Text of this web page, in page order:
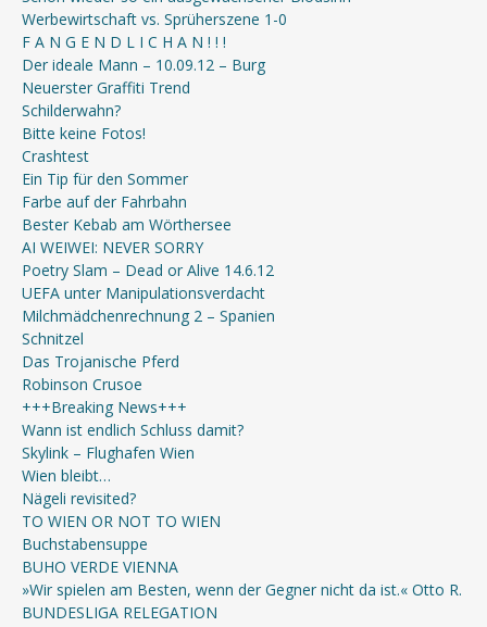
Werbewirtschaft vs. Sprüherszene 1-0
F A N G E N D L I C H A N ! ! !
Der ideale Mann – 10.09.12 – Burg
Neuerster Graffiti Trend
Schilderwahn?
Bitte keine Fotos!
Crashtest
Ein Tip für den Sommer
Farbe auf der Fahrbahn
Bester Kebab am Wörthersee
AI WEIWEI: NEVER SORRY
Poetry Slam – Dead or Alive 14.6.12
UEFA unter Manipulationsverdacht
Milchmädchenrechnung 2 – Spanien
Schnitzel
Das Trojanische Pferd
Robinson Crusoe
+++Breaking News+++
Wann ist endlich Schluss damit?
Skylink – Flughafen Wien
Wien bleibt…
Nägeli revisited?
TO WIEN OR NOT TO WIEN
Buchstabensuppe
BUHO VERDE VIENNA
»Wir spielen am Besten, wenn der Gegner nicht da ist.« Otto R.
BUNDESLIGA RELEGATION